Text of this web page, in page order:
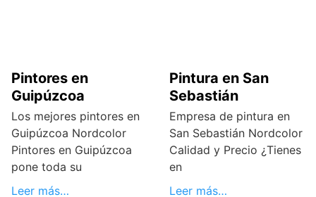
Pintores en
Guipúzcoa
Los mejores pintores en
Guipúzcoa Nordcolor
Pintores en Guipúzcoa
pone toda su
Leer más…
Pintura en San
Sebastián
Empresa de pintura en
San Sebastián Nordcolor
Calidad y Precio ¿Tienes
en
Leer más…